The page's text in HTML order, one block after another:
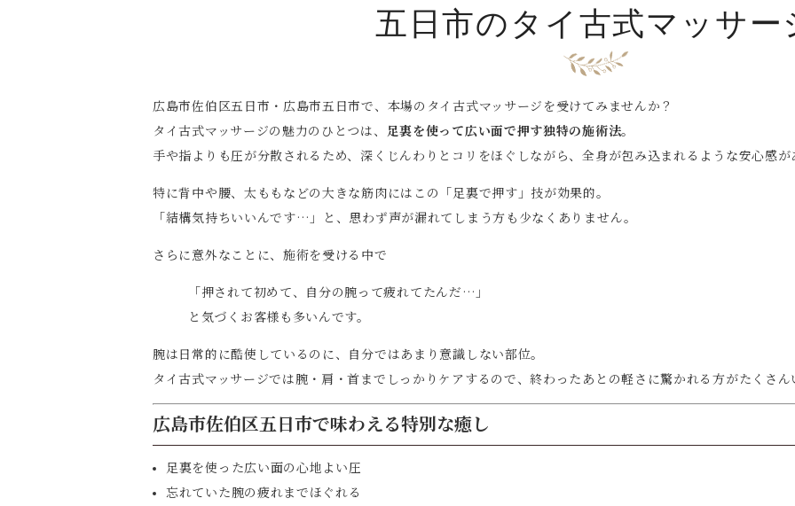
五日市のタイ古式マッサー
広島市佐伯区五日市・広島市五日市で、本場のタイ古式マッサージを受けてみませんか？
タイ古式マッサージの魅力のひとつは、
足裏を使って広い面で押す独特の施術法。
手や指よりも圧が分散されるため、深くじんわりとコリをほぐしながら、全身が包み込まれるような安心感が
特に背中や腰、太ももなどの大きな筋肉にはこの「足裏で押す」技が効果的。
「結構気持ちいいんです…」と、思わず声が漏れてしまう方も少なくありません。
さらに意外なことに、施術を受ける中で
「押されて初めて、自分の腕って疲れてたんだ…」
と気づくお客様も多いんです。
腕は日常的に酷使しているのに、自分ではあまり意識しない部位。
タイ古式マッサージでは腕・肩・首までしっかりケアするので、終わったあとの軽さに驚かれる方がたくさん
広島市佐伯区五日市で味わえる特別な癒し
足裏を使った広い面の心地よい圧
忘れていた腕の疲れまでほぐれる